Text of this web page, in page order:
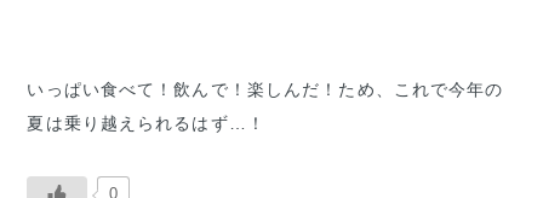
いっぱい食べて！飲んで！楽しんだ！ため、これで今年の
夏は乗り越えられるはず…！
0